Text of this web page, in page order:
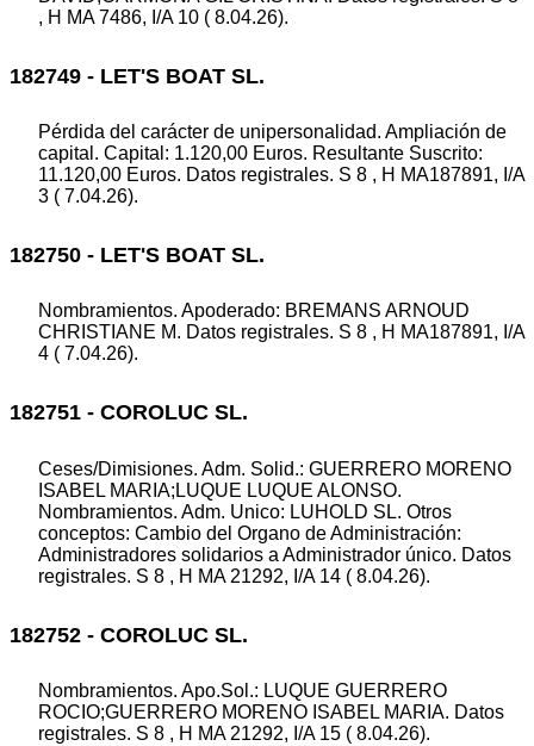
, H MA 7486, I/A 10 ( 8.04.26).
182749 - LET'S BOAT SL.
Pérdida del carácter de unipersonalidad. Ampliación de
capital. Capital: 1.120,00 Euros. Resultante Suscrito:
11.120,00 Euros. Datos registrales. S 8 , H MA187891, I/A
3 ( 7.04.26).
182750 - LET'S BOAT SL.
Nombramientos. Apoderado: BREMANS ARNOUD
CHRISTIANE M. Datos registrales. S 8 , H MA187891, I/A
4 ( 7.04.26).
182751 - COROLUC SL.
Ceses/Dimisiones. Adm. Solid.: GUERRERO MORENO
ISABEL MARIA;LUQUE LUQUE ALONSO.
Nombramientos. Adm. Unico: LUHOLD SL. Otros
conceptos: Cambio del Organo de Administración:
Administradores solidarios a Administrador único. Datos
registrales. S 8 , H MA 21292, I/A 14 ( 8.04.26).
182752 - COROLUC SL.
Nombramientos. Apo.Sol.: LUQUE GUERRERO
ROCIO;GUERRERO MORENO ISABEL MARIA. Datos
registrales. S 8 , H MA 21292, I/A 15 ( 8.04.26).